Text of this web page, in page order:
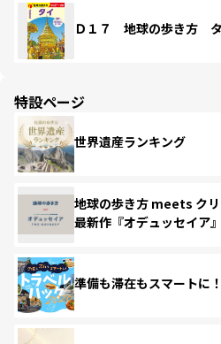
Ｄ１７ 地球の歩き方
特設ページ
世界遺産ランキング
地球の歩き方 meets ク
最新作『オデュッセイア』
準備も滞在もスマート